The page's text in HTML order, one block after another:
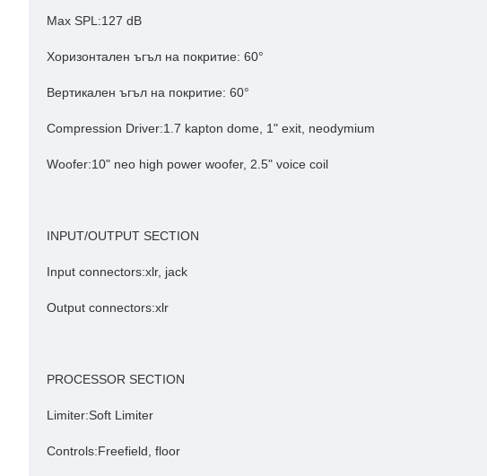
Max SPL:127 dB
Хоризонтален ъгъл на покритие: 60°
Вертикален ъгъл на покритие: 60°
Compression Driver:1.7 kapton dome, 1" exit, neodymium
Woofer:10" neo high power woofer, 2.5" voice coil
INPUT/OUTPUT SECTION
Input connectors:xlr, jack
Output connectors:xlr
PROCESSOR SECTION
Limiter:Soft Limiter
Controls:Freefield, floor